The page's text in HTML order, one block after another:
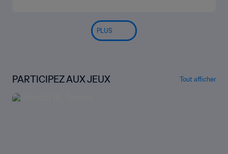
PLUS
PARTICIPEZ AUX JEUX Tout afficher